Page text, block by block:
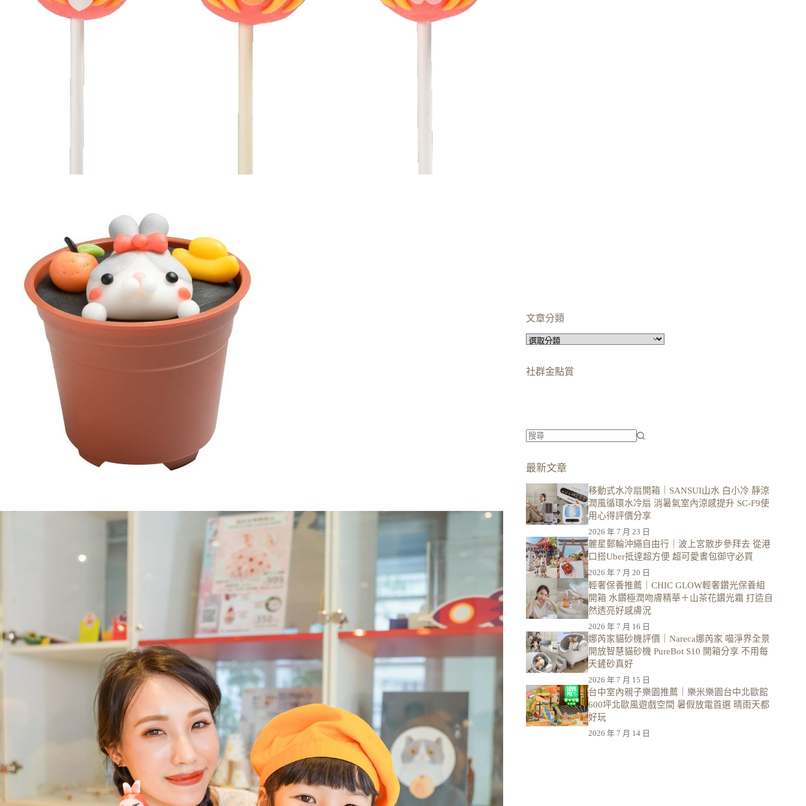
文章分類
文
分
類
社群金點賞
不
符
合
條
件
的
結
果
最新文章
移動式水冷扇開箱｜SANSUI山水 白小冷 靜涼
潤風循環水冷扇 消暑氣室內涼感提升 SC-F9使
用心得評價分享
2026 年 7 月 23 日
麗星郵輪沖繩自由行｜波上宮散步參拜去 從港
口搭Uber抵達超方便 超可愛書包御守必買
2026 年 7 月 20 日
輕奢保養推薦｜CHIC GLOW輕奢鑽光保養組
開箱 水鑽極潤吻膚精華＋山茶花鑽光霜 打造自
然透亮好感膚況
2026 年 7 月 16 日
娜芮家貓砂機評價｜Nareca娜芮家 喵淨界全景
開放智慧貓砂機 PureBot S10 開箱分享 不用每
天鏟砂真好
2026 年 7 月 15 日
台中室內親子樂園推薦｜樂米樂園台中北歐館
600坪北歐風遊戲空間 暑假放電首選 晴雨天都
好玩
2026 年 7 月 14 日